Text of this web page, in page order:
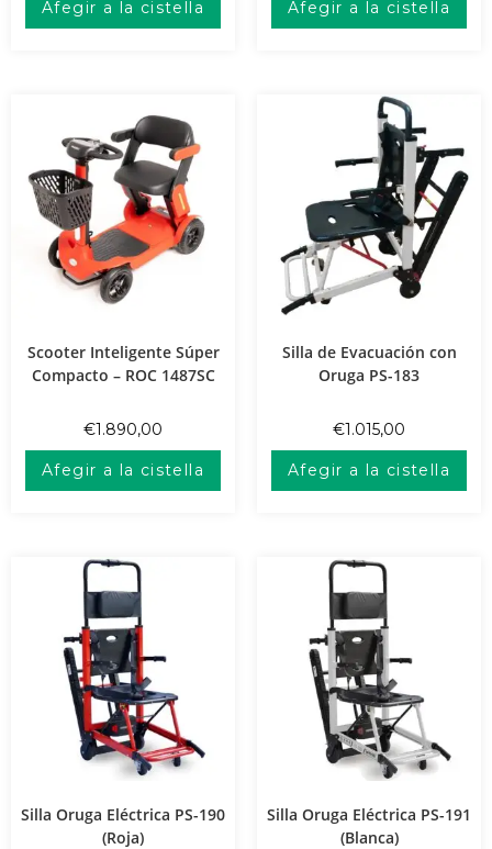
Afegir a la cistella Afegir a la cistella
Scooter Inteligente Súper
Compacto – ROC 1487SC
€1.890,00
Afegir a la cistella
Silla de Evacuación con
Oruga PS-183
€1.015,00
Afegir a la cistella
Silla Oruga Eléctrica PS-190
(Roja)
Silla Oruga Eléctrica PS-191
(Blanca)